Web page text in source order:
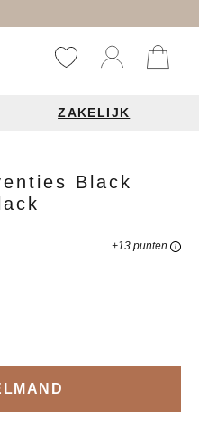
ZAKELIJK
Fashion items
Black
+13 punten